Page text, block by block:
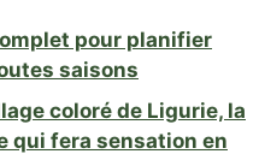
pour planifier
saisons
coloré de Ligurie, la
qui fera sensation en